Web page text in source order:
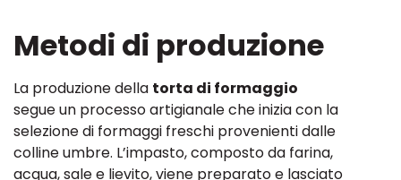
Metodi di produzione
La produzione della torta di formaggio
segue un processo artigianale che inizia con la
selezione di formaggi freschi provenienti dalle
colline umbre. L’impasto, composto da farina,
acqua, sale e lievito, viene preparato e lasciato